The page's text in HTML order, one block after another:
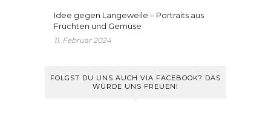
Idee gegen Langeweile – Portraits aus
Früchten und Gemüse
11. Februar 2024
FOLGST DU UNS AUCH VIA FACEBOOK? DAS
WÜRDE UNS FREUEN!